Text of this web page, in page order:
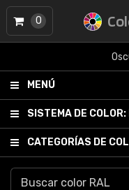
MENÚ
SISTEMA DE COLOR:
CATEGORÍAS DE
0